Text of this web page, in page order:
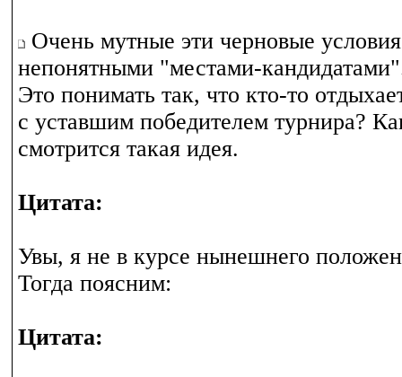
Очень мутные эти черновые
непонятными "местами-
Это понимать так, что кто-то
с уставшим победителем турнира?
смотрится такая идея.
Цитата:
Увы, я не в курсе нынешнего
Тогда поясним:
Цитата: